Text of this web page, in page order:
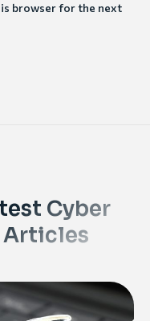
browser for the next
Cyber
Articles